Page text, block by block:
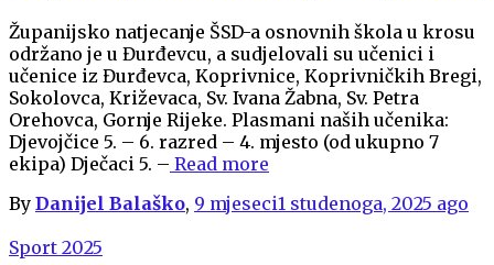
Županijsko natjecanje ŠSD-a osnovnih škola u krosu
održano je u Đurđevcu, a sudjelovali su učenici i
učenice iz Đurđevca, Koprivnice, Koprivničkih Bregi,
Sokolovca, Križevaca, Sv. Ivana Žabna, Sv. Petra
Orehovca, Gornje Rijeke. Plasmani naših učenika:
Djevojčice 5. – 6. razred – 4. mjesto (od ukupno 7
ekipa) Dječaci 5. – Read more
By Danijel Balaško, 9 mjeseci1 studenoga, 2025 ago
Sport 2025